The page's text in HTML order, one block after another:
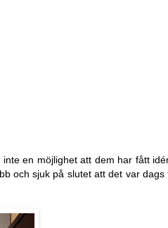
inte en möjlighet att dem har fått
och sjuk på slutet att det var dags